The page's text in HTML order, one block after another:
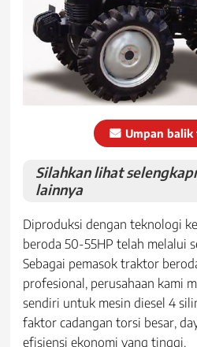
Umpan
Silahkan lihat
lainnya
Diproduksi dengan teknologi
beroda 50-55HP telah melalui
Sebagai pemasok traktor
profesional, perusahaan kami
sendiri untuk mesin diesel 4
faktor cadangan torsi besar,
efisiensi ekonomi yang tinggi.